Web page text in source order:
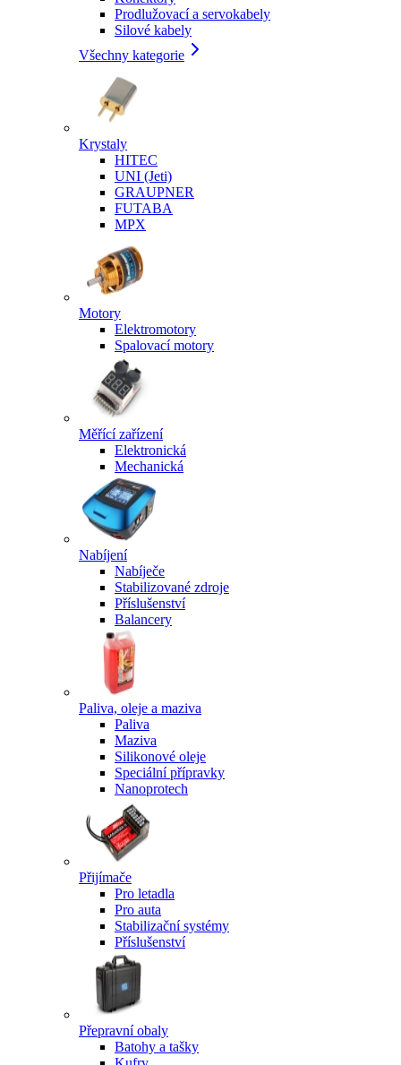
Prodlužovací a servokabely
Silové kabely
Všechny kategorie
Krystaly
HITEC
UNI (Jeti)
GRAUPNER
FUTABA
MPX
Motory
Elektromotory
Spalovací motory
Měřící zařízení
Elektronická
Mechanická
Nabíjení
Nabíječe
Stabilizované zdroje
Příslušenství
Balancery
Paliva, oleje a maziva
Paliva
Maziva
Silikonové oleje
Speciální přípravky
Nanoprotech
Přijímače
Pro letadla
Pro auta
Stabilizační systémy
Příslušenství
Přepravní obaly
Batohy a tašky